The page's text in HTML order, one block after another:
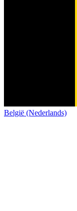
België (Nederlands)